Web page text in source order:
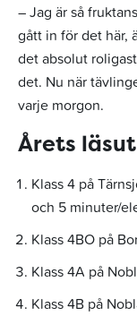
– Jag är så
gått in för det här,
det absolut
det. Nu när
varje morgon.
Årets
Klass 4 på
och 5 minuter/
Klass 4BO på
Klass 4A på
Klass 4B på